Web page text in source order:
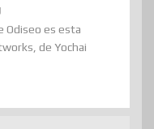
Odiseo es esta
de Yochai